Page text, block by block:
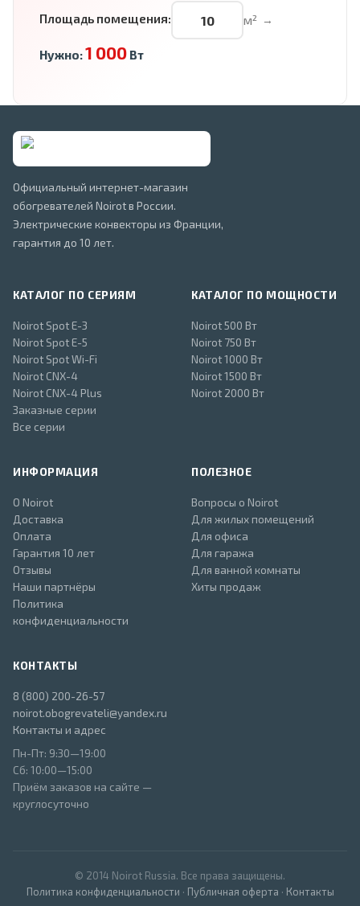
Площадь помещения: м² →
Нужно:1 000Вт
Официальный интернет-магазин
обогревателей Noirot в России.
Электрические конвекторы из Франции,
гарантия до 10 лет.
КАТАЛОГ ПО СЕРИЯМ
Noirot Spot E-3
Noirot Spot E-5
Noirot Spot Wi-Fi
Noirot CNX-4
Noirot CNX-4 Plus
Заказные серии
Все серии
КАТАЛОГ ПО МОЩНОСТИ
Noirot 500 Вт
Noirot 750 Вт
Noirot 1000 Вт
Noirot 1500 Вт
Noirot 2000 Вт
ИНФОРМАЦИЯ
О Noirot
Доставка
Оплата
Гарантия 10 лет
Отзывы
Наши партнёры
Политика
конфиденциальности
ПОЛЕЗНОЕ
Вопросы о Noirot
Для жилых помещений
Для офиса
Для гаража
Для ванной комнаты
Хиты продаж
КОНТАКТЫ
8 (800) 200-26-57
noirot.obogrevateli@yandex.ru
Контакты и адрес
Пн-Пт: 9:30—19:00
Сб: 10:00—15:00
Приём заказов на сайте —
круглосуточно
© 2014 Noirot Russia. Все права защищены.
Политика конфиденциальности · Публичная оферта · Контакты